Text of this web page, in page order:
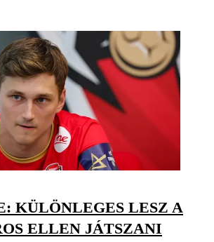
KÜLÖNLEGES LESZ A
ELLEN JÁTSZANI